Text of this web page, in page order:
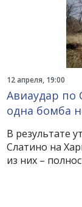
12 апреля, 19:00
Авиаудар по
одна бомба
В результате
Слатино на
из них –